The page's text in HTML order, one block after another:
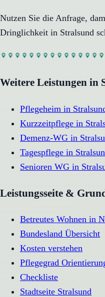
Nutzen Sie die Anfrage,
Dringlichkeit in Stralsund
Weitere Leistungen in
Pflegeheim in
Kurzzeitpflege in
Demenz-WG in
Tagespflege in
Senioren WG in
Leistungsseite &
Betreutes Wohnen in
Bundesland Übersicht
Kosten verstehen
Pflegegrad
Checkliste
Stadtseite Stralsund